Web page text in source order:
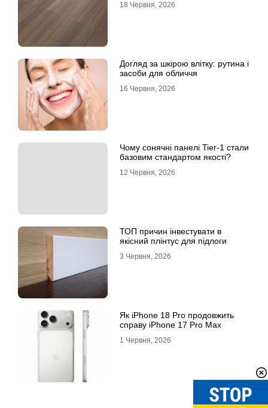
18 Червня, 2026
Догляд за шкірою влітку: рутина і
засоби для обличчя
16 Червня, 2026
Чому сонячні панелі Tier-1 стали
базовим стандартом якості?
12 Червня, 2026
ТОП причин інвестувати в
якісний плінтус для підлоги
3 Червня, 2026
Як iPhone 18 Pro продовжить
справу iPhone 17 Pro Max
1 Червня, 2026